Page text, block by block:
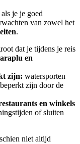
je je goed
van zowel het
.
dat je tijdens je reis
en
zijn: watersporten
zijn door de
en winkels
of sluiten
niet altijd